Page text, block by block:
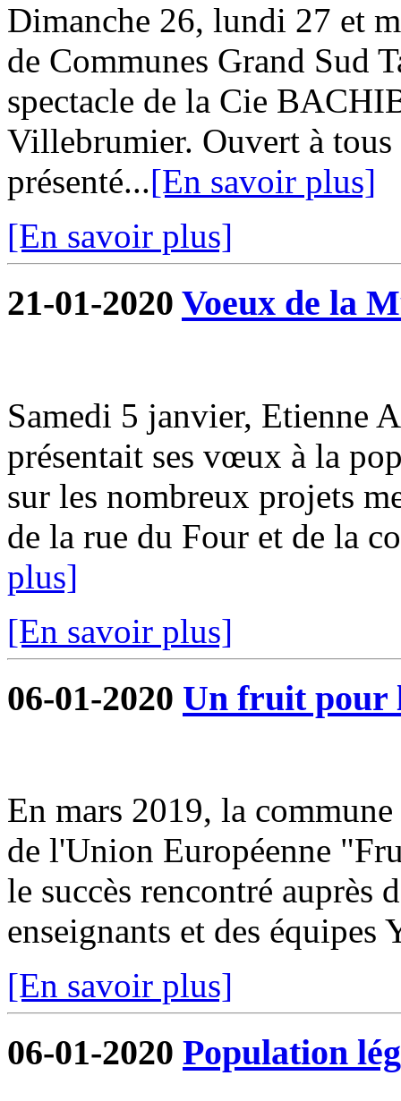
Dimanche 26, lundi 27 et
de Communes Grand Sud
spectacle de la Cie
Villebrumier. Ouvert à tous
présenté...[En savoir plus]
[En savoir plus]
21-01-2020 Voeux de la
Samedi 5 janvier, Etienne
présentait ses vœux à la
sur les nombreux projets
de la rue du Four et de la
plus]
[En savoir plus]
06-01-2020 Un fruit pour
En mars 2019, la
de l'Union Européenne
le succès rencontré auprès
enseignants et des
[En savoir plus]
06-01-2020 Population